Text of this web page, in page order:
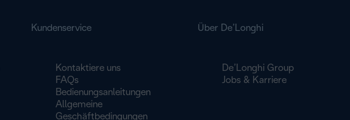
Kundenservice
Kontaktiere uns
FAQs
Bedienungsanleitungen
Allgemeine
Geschäftbedingungen
Über De’Longhi
De’Longhi Group
Jobs & Karriere